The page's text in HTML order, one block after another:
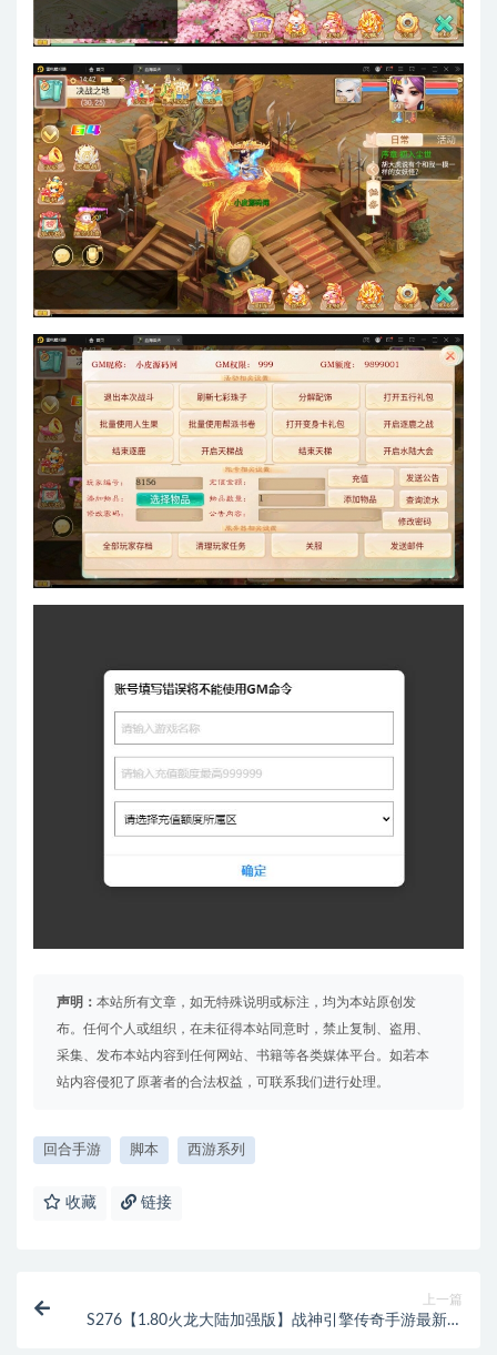
声明： 本站所有文章，如无特殊说明或标注，均为本站原创发
布。任何个人或组织，在未征得本站同意时，禁止复制、盗用、
采集、发布本站内容到任何网站、书籍等各类媒体平台。如若本
站内容侵犯了原著者的合法权益，可联系我们进行处理。
回合手游 脚本 西游系列
收藏 链接
上一篇
S276【1.80火龙大陆加强版】战神引擎传奇手游最新整